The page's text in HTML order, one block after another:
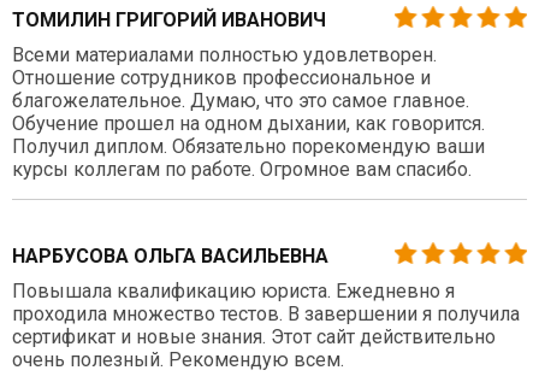
ТОМИЛИН ГРИГОРИЙ ИВАНОВИЧ
Всеми материалами полностью удовлетворен.
Отношение сотрудников профессиональное и
благожелательное. Думаю, что это самое главное.
Обучение прошел на одном дыхании, как говорится.
Получил диплом. Обязательно порекомендую ваши
курсы коллегам по работе. Огромное вам спасибо.
НАРБУСОВА ОЛЬГА ВАСИЛЬЕВНА
Повышала квалификацию юриста. Ежедневно я
проходила множество тестов. В завершении я получила
сертификат и новые знания. Этот сайт действительно
очень полезный. Рекомендую всем.